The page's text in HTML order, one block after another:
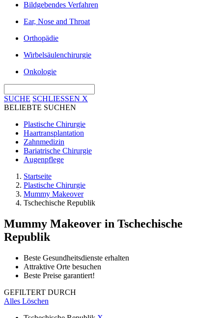
Bildgebendes Verfahren
Ear, Nose and Throat
Orthopädie
Wirbelsäulenchirurgie
Onkologie
SUCHE SCHLIESSEN X
BELIEBTE SUCHEN
Plastische Chirurgie
Haartransplantation
Zahnmedizin
Bariatrische Chirurgie
Augenpflege
Startseite
Plastische Chirurgie
Mummy Makeover
Tschechische Republik
Mummy Makeover in Tschechische
Republik
Beste Gesundheitsdienste erhalten
Attraktive Orte besuchen
Beste Preise garantiert!
GEFILTERT DURCH
Alles Löschen